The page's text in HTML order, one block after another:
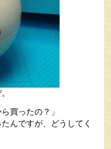
買ったの？」
んですが、どうしてく